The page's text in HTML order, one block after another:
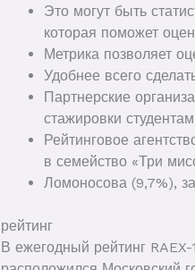
Это могут быть
которая поможет
Метрика позволяет
Удобнее всего
Партнерские
стажировки
Рейтинговое
в семейство «Три
Ломоносова (9,7%),
рейтинг
В ежегодный рейтинг